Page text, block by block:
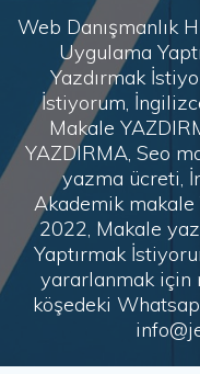
Web Danışmanlık
Uygulama
Yazdırmak
İstiyorum,
Makale
YAZDIRMA, Seo
yazma ücreti,
Akademik makale
2022, Makale
Yaptırmak
yararlanmak için
köşedeki